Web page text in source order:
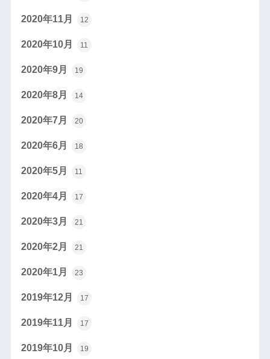
2020年11月 12
2020年10月 11
2020年9月 19
2020年8月 14
2020年7月 20
2020年6月 18
2020年5月 11
2020年4月 17
2020年3月 21
2020年2月 21
2020年1月 23
2019年12月 17
2019年11月 17
2019年10月 19